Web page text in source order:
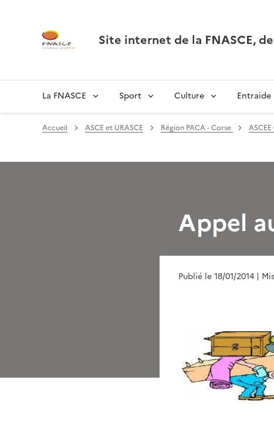
Site internet de la FNASCE,
La FNASCE Sport Culture Entraide
Accueil ASCE et URASCE Région PACA - Corse ASCEE
Appel
Publié le 18/01/2014 |